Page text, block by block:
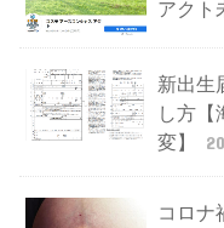
アクト
新出生
し方【
変】
コロナ